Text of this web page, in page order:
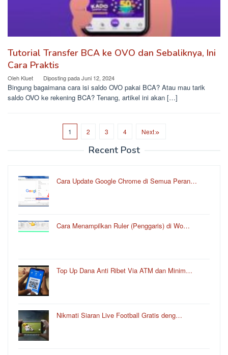
Tutorial Transfer BCA ke OVO dan Sebaliknya, Ini
Cara Praktis
Oleh Kluet Diposting padaJuni 12, 2024
Bingung bagaimana cara isi saldo OVO pakai BCA? Atau mau tarik
saldo OVO ke rekening BCA? Tenang, artikel ini akan […]
1 2 3 4 Next
Recent Post
Cara Update Google Chrome di Semua Peran…
Cara Menampilkan Ruler (Penggaris) di Wo…
Top Up Dana Anti Ribet Via ATM dan Minim…
Nikmati Siaran Live Football Gratis deng…